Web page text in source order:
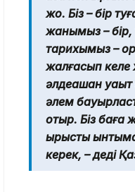
жоқ. Біз – бір
жанымыз –
тарихымыз –
жалғасып келе
әлдеқашан
әлем
отыр. Біз баға
ырысты
керек, – деді